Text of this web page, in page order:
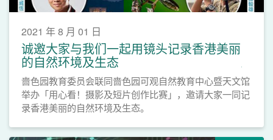
2021 年 8 月 01 日
诚邀大家与我们一起用镜头记录香港美丽
的自然环境及生态
啬色园教育委员会联同啬色园可观自然教育中心暨天文馆
举办「用心看！摄影及短片创作比赛」，邀请大家一同记
录香港美丽的自然环境及生态。